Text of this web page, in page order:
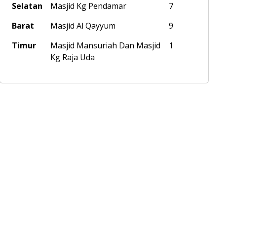
Selatan
Masjid Kg Pendamar
7
Barat
Masjid Al Qayyum
9
Timur
Masjid Mansuriah Dan Masjid
Kg Raja Uda
1